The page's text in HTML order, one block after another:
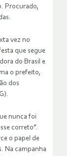
Procurado,
vez no
que segue
do Brasil e
o prefeito,
dos
nunca foi
correto”.
o papel de
Na campanha